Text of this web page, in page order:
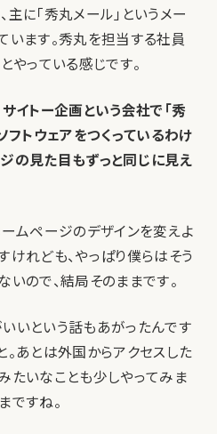
に「秀丸メール」というメー
います。秀丸を担当する社員
やっている感じです。
イトー企画という会社で「秀
フトウェアをつくっているわけ
の見た目もずっと同じに見え
ムページのデザインを変えよ
けれども、やっぱり僕らはそう
いので、結局そのままです。
いという話もあがったんです
。あとは外国からアクセスした
たいなことも少しやってみま
ですね。